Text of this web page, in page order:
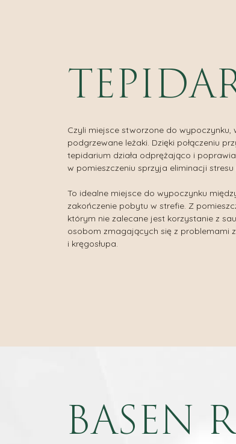
Czyli miejsce stworzone do wypoczynku,
podgrzewane leżaki. Dzięki połączeniu
tepidarium działa odprężająco i
w pomieszczeniu sprzyja eliminacji stresu
To idealne miejsce do wypoczynku
zakończenie pobytu w strefie. Z
którym nie zalecane jest korzystanie z
osobom zmagających się z problemami
i kręgosłupa.
BASEN